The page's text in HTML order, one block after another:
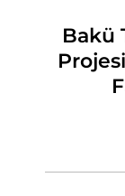
Bakü